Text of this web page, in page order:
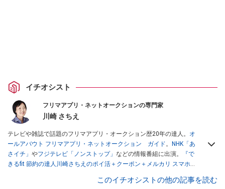
イチオシスト
フリマアプリ・ネットオークションの専門家
川崎 さちえ
テレビや雑誌で話題のフリマアプリ・オークション歴20年の達人。 オ
ールアバウト フリマアプリ・ネットオークション ガイド。
NHK「あ
さイチ」 やフジテレビ「ノンストップ」 などの情報番組に出演。
『で
きるfit 節約の達人川崎さちえのポイ活＋クーポン＋メルカリ スマホで
スマホ1つでスキマ時間に効率的に稼ぐ！』（翔泳社刊） ほか著書多
このイチオシストの他の記事を読む